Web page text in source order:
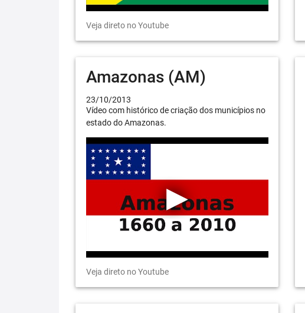
Veja direto no Youtube
Amazonas (AM)
23/10/2013
Vídeo com histórico de criação dos municípios no
estado do Amazonas.
Veja direto no Youtube